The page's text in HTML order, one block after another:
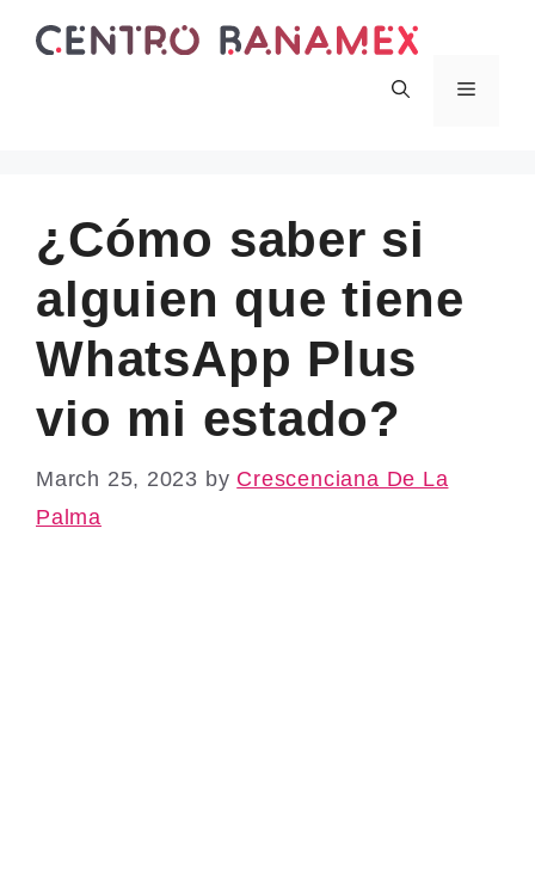
Menu
¿Cómo saber si
alguien que tiene
WhatsApp Plus
vio mi estado?
March 25, 2023 by Crescenciana De La
Palma